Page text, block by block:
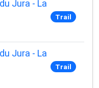
Jura - La
Trail
Jura - La
Trail